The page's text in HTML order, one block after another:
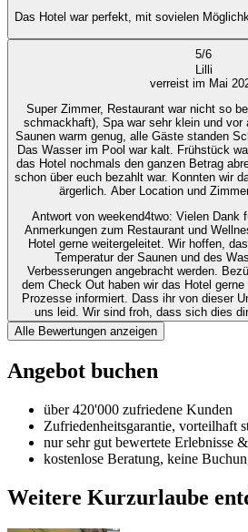
Das Hotel war perfekt, mit sovielen
5/6
Lilli
verreist im Mai
Super Zimmer, Restaurant war nicht so
schmackhaft), Spa war sehr klein und vor
Saunen warm genug, alle Gäste standen
Das Wasser im Pool war kalt. Frühstück
das Hotel nochmals den ganzen Betrag
schon über euch bezahlt war. Konnten wir
ärgerlich. Aber Location und
Antwort von weekend4two: Vielen Dank
Anmerkungen zum Restaurant und
Hotel gerne weitergeleitet. Wir hoffen,
Temperatur der Saunen und des
Verbesserungen angebracht werden.
dem Check Out haben wir das Hotel
Prozesse informiert. Dass ihr von dieser
uns leid. Wir sind froh, dass sich dies
Alle Bewertungen anzeigen
Angebot buchen
über 420'000 zufriedene Kunden
Zufriedenheitsgarantie, vorteilhaft
nur sehr gut bewertete Erlebnisse
kostenlose Beratung, keine
Weitere Kurzurlaube